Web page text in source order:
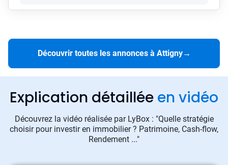
Découvrir toutes les annonces à Attigny→
Explication détaillée en vidéo
Découvrez la vidéo réalisée par LyBox : "Quelle stratégie
choisir pour investir en immobilier ? Patrimoine, Cash-flow,
Rendement ..."